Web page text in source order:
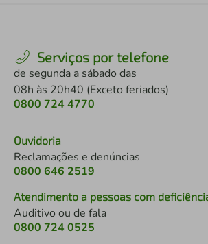
Serviços por telefone
de segunda a sábado das
08h às 20h40 (Exceto feriados)
0800 724 4770
Ouvidoria
Reclamações e denúncias
0800 646 2519
Atendimento a pessoas com
Auditivo ou de fala
0800 724 0525